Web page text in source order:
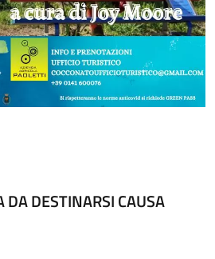
DESTINARSI CAUSA